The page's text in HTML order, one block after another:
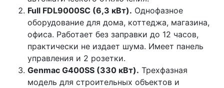
Full FDL9000SC (6,3 кВт). Однофазное
оборудование для дома, коттеджа, магазина,
офиса. Работает без заправки до 12 часов,
практически не издает шума. Имеет панель
управления и 2 розетки.
Genmac G400SS (330 кВт). Трехфазная
модель для строительных объектов и